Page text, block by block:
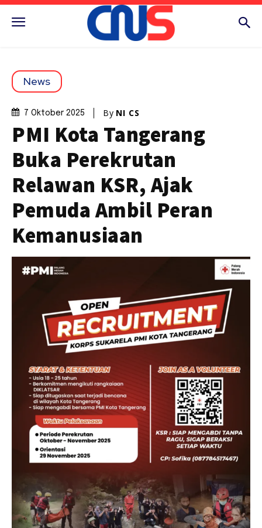
News
7 Oktober 2025 By NI CS
PMI Kota Tangerang
Buka Perekrutan
Relawan KSR, Ajak
Pemuda Ambil Peran
Kemanusiaan